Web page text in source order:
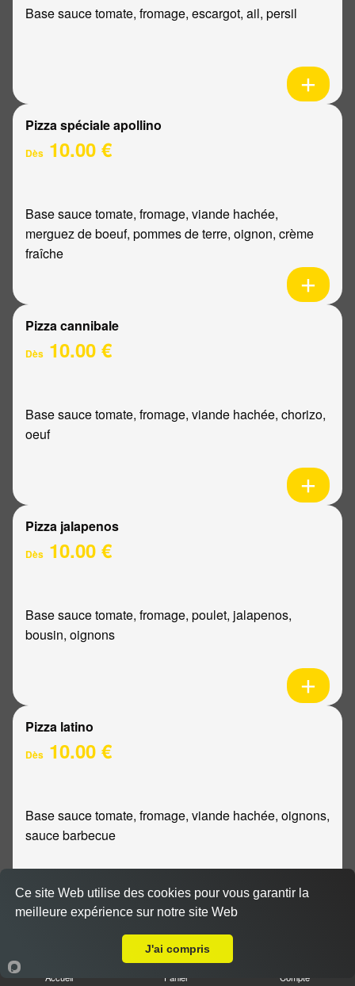
Base sauce tomate, fromage, escargot, ail, persil
Pizza spéciale apollino
Dès 10.00 €
Base sauce tomate, fromage, viande hachée,
merguez de boeuf, pommes de terre, oignon, crème
fraîche
Pizza cannibale
Dès 10.00 €
Base sauce tomate, fromage, viande hachée, chorizo,
oeuf
Pizza jalapenos
Dès 10.00 €
Base sauce tomate, fromage, poulet, jalapenos,
bousin, oignons
Pizza latino
Dès 10.00 €
Base sauce tomate, fromage, viande hachée, oignons,
sauce barbecue
Accueil Panier Compte
Ce site Web utilise des cookies pour vous garantir la
meilleure expérience sur notre site Web
J'ai compris